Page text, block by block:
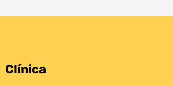
Clínica